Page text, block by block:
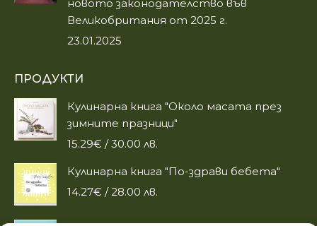
новото законодателство във
Великобритания от 2025 г.
23.01.2025
ПРОДУКТИ
Кулинарна книга "Около масата през
зимните празници"
15.29€ / 30.00 лв.
Кулинарна книга "По-здрави бебета"
14.27€ / 28.00 лв.